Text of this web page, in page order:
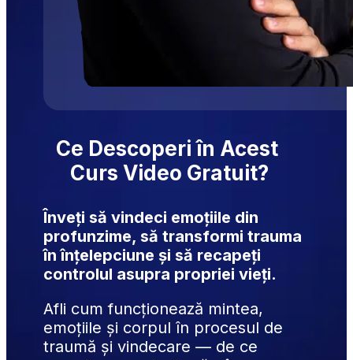
Afli cum funcționează mintea,
emoțiile și corpul în procesul de
traumă și vindecare — de ce
Înveți să vindeci emoțiile din
profunzime, să transformi trauma
în înțelepciune și să recapeți
controlul asupra propriei vieți.
Ce Descoperi în Acest
Curs Video Gratuit?